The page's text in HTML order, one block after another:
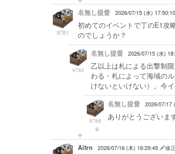
9781
名無し提督 2026/07/15 (水) 17:50:10
初めてのイベントで丁のE1攻
のでしょうか？
9782
名無し提督 2026/07/15 (水)
乙以上は札による出撃制
わる・札によって海域の
けないといけない）。今
9788
名無し提督 2026/07/17
ありがとうございます
Aitrn 2026/07/16 (木) 16:29:49 修正